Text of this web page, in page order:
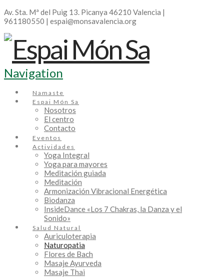
Av. Sta. Mª del Puig 13. Picanya 46210 Valencia |
961180550 | espai@monsavalencia.org
Navigation
Namaste
Espai Món Sa
Nosotros
El centro
Contacto
Eventos
Actividades
Yoga Integral
Yoga para mayores
Meditación guiada
Meditación
Armonización Vibracional Energética
Biodanza
InsideDance «Los 7 Chakras, la Danza y el
Sonido»
Salud Natural
Auriculoterapia
Naturopatia
Flores de Bach
Masaje Ayurveda
Masaje Thai